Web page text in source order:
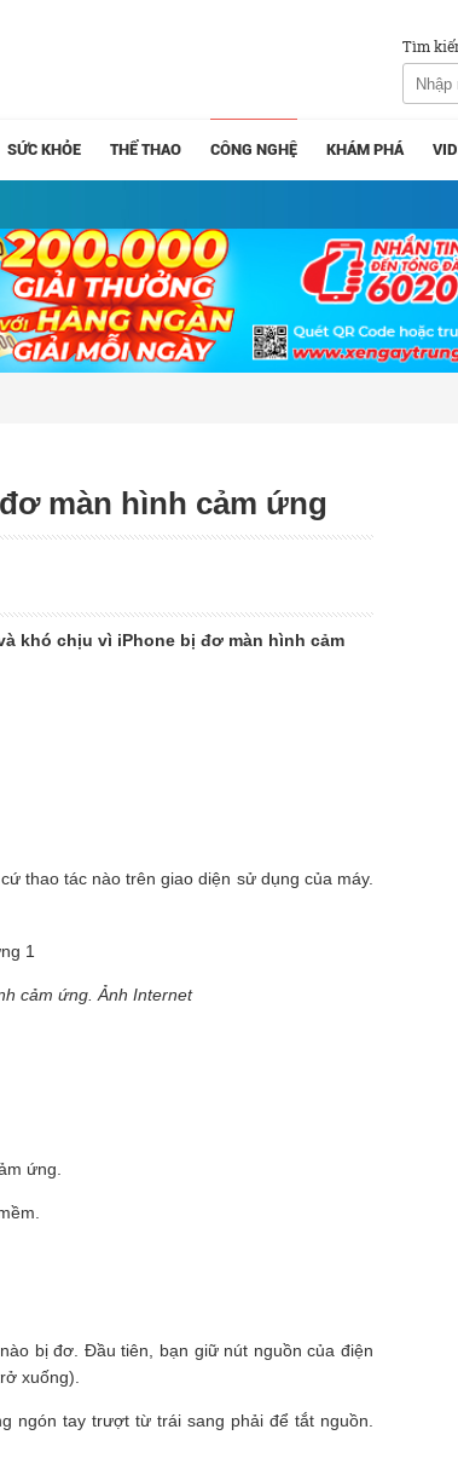
Tìm
SỨC KHỎE THỂ THAO CÔNG NGHỆ KHÁM PHÁ
màn hình cảm ứng
khó chịu vì iPhone bị đơ màn hình cảm
thao tác nào trên giao diện sử dụng của máy.
cảm ứng. Ảnh Internet
ứng.
bị đơ. Đầu tiên, bạn giữ nút nguồn của điện
xuống).
ngón tay trượt từ trái sang phải để tắt nguồn.